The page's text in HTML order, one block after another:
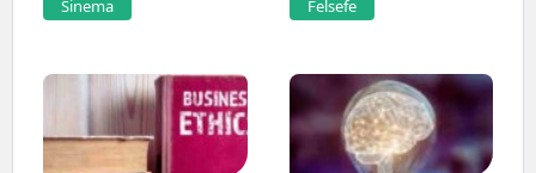
Sinema Felsefe